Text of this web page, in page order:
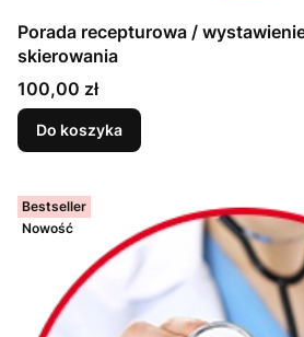
Porada recepturowa /
skierowania
Cena
100,00 zł
Do koszyka
Bestseller
Nowość